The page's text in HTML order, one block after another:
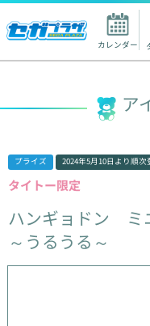
カレンダー
人気ワード
ア
プライズ 2024年5月10日 より順次
タイトー限定
ハンギョドン
ミ
～うるうる～